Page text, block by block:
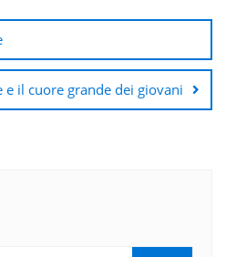
e il cuore grande dei giovani